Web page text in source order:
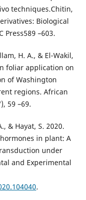
techniques.Chitin,
Biological
Press589 –603.
H. A., & El-Wakil,
foliar application on
of Washington
regions. African
59 –69.
& Hayat, S. 2020.
in plant: A
under
and Experimental
.